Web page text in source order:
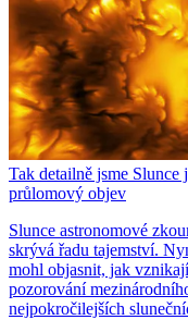
Tak detailně jsme
průlomový objev
Slunce astronomové
skrývá řadu tajemství.
mohl objasnit, jak
pozorování
nejpokročilejších